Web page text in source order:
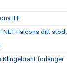
IH!
NET Falcons ditt stöd!
Klingebrant förlänger